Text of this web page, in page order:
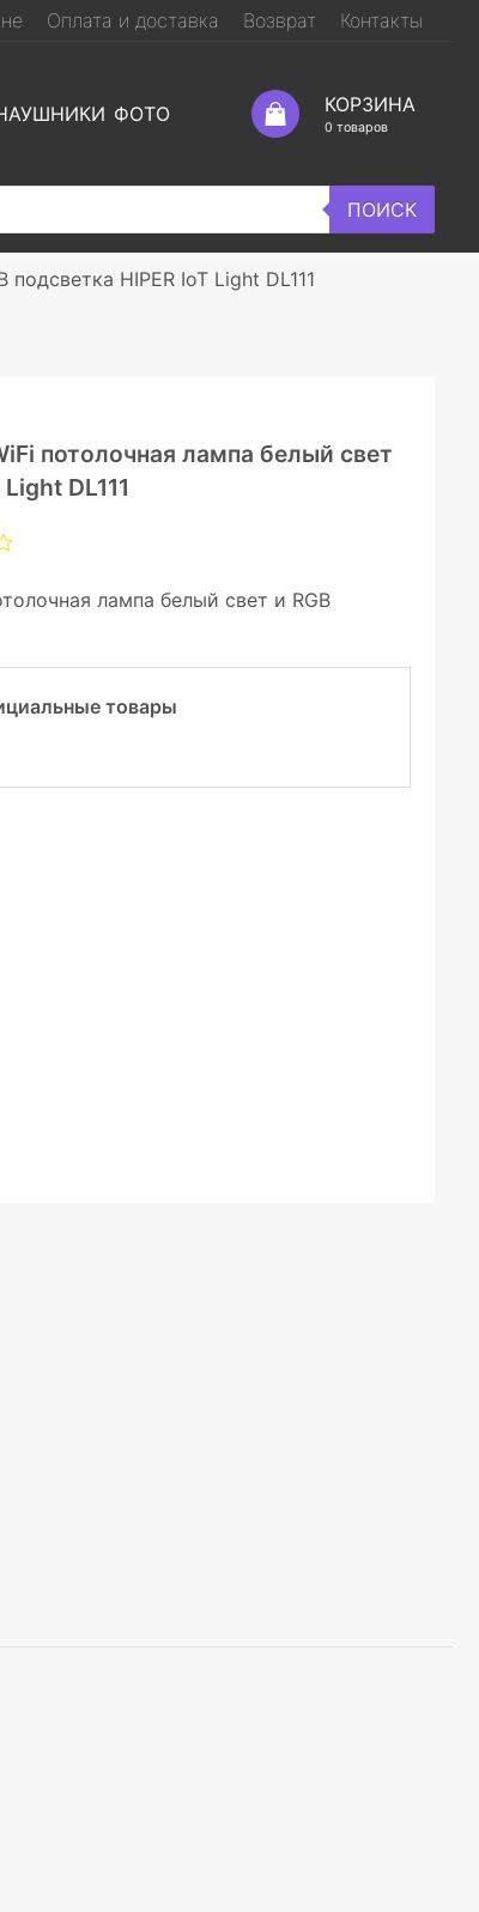
Оплата и доставка Возврат Контакты
ФОТО КОРЗИНА
0 товаров
ПОИСК
HIPER IoT Light DL111
потолочная лампа белый свет
DL111
лампа белый свет и RGB
товары